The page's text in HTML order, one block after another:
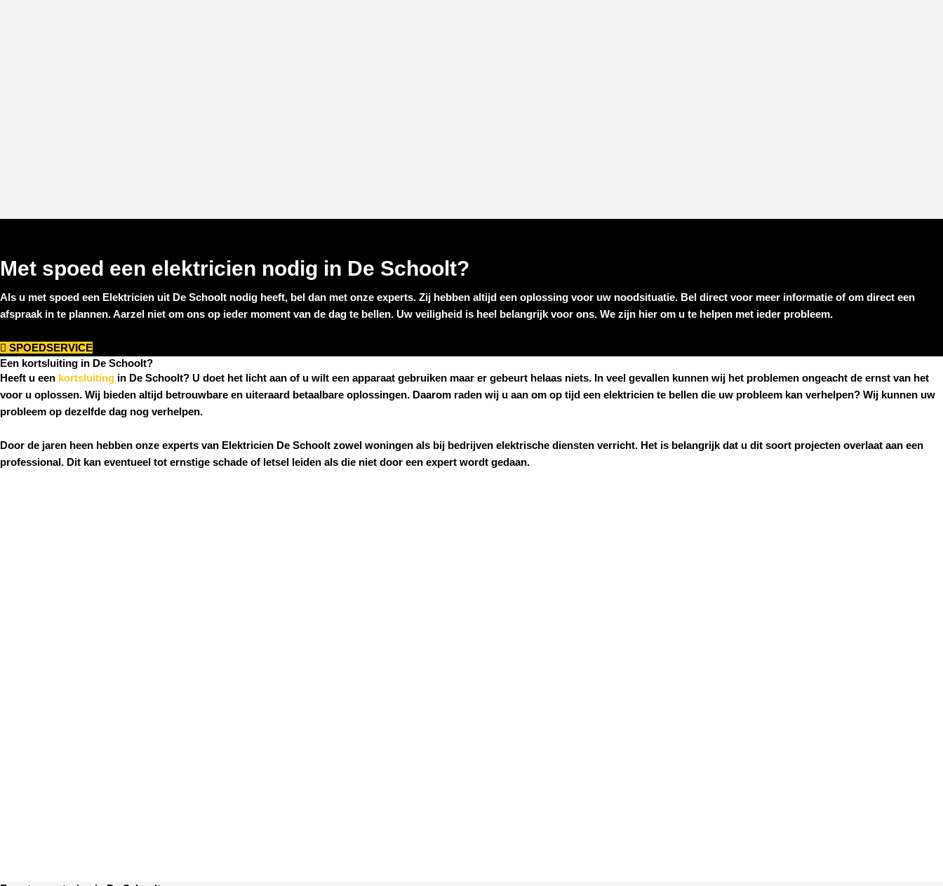
Met spoed een elektricien nodig in De Schoolt?
Als u met spoed een Elektricien uit De Schoolt nodig heeft, bel dan met onze experts. Zij hebben altijd een oplossing voor uw noodsituatie. Bel direct voor meer informatie of om direct een
afspraak in te plannen. Aarzel niet om ons op ieder moment van de dag te bellen. Uw veiligheid is heel belangrijk voor ons. We zijn hier om u te helpen met ieder probleem.
SPOEDSERVICE
Een kortsluiting in De Schoolt?
Heeft u een kortsluiting in De Schoolt? U doet het licht aan of u wilt een apparaat gebruiken maar er gebeurt helaas niets. In veel gevallen kunnen wij het problemen ongeacht de ernst van het
voor u oplossen. Wij bieden altijd betrouwbare en uiteraard betaalbare oplossingen. Daarom raden wij u aan om op tijd een elektricien te bellen die uw probleem kan verhelpen? Wij kunnen uw
probleem op dezelfde dag nog verhelpen.
Door de jaren heen hebben onze experts van Elektricien De Schoolt zowel woningen als bij bedrijven elektrische diensten verricht. Het is belangrijk dat u dit soort projecten overlaat aan een
professional. Dit kan eventueel tot ernstige schade of letsel leiden als die niet door een expert wordt gedaan.